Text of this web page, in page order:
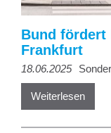
Bund fördert
Frankfurt
18.06.2025
Weiterlesen